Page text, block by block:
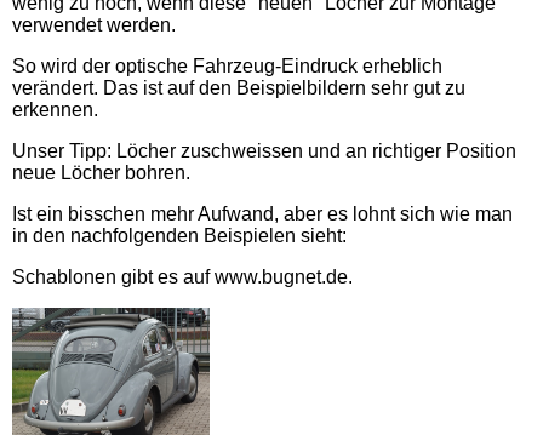
verwendet werden.
So wird der optische Fahrzeug-Eindruck erheblich
verändert. Das ist auf den Beispielbildern sehr gut zu
erkennen.
Unser Tipp: Löcher zuschweissen und an richtiger Position
neue Löcher bohren.
Ist ein bisschen mehr Aufwand, aber es lohnt sich wie man
in den nachfolgenden Beispielen sieht:
Schablonen gibt es auf www.bugnet.de.